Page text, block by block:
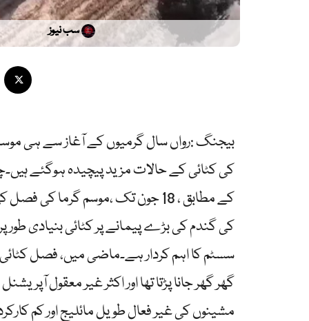
سب نیوز
بیجنگ :رواں سال گرمیوں کے آغاز سے ہی
کی کٹائی کے حالات مزید پیچیدہ ہوگئے
کی گندم کی بڑے پیمانے پر کٹائی بنیادی
سسٹم کا اہم کردار ہے۔ماضی میں، فصل
گھر گھر جانا پڑتا تھا اور اکثر غیر معقول
مشینوں کی غیر فعال طویل مائلیج اور کم